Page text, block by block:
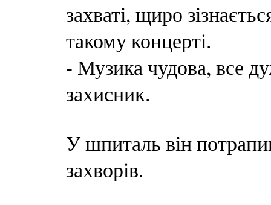
захваті, щиро
такому концерті.
- Музика чудова, все
захисник.
У шпиталь він
захворів.